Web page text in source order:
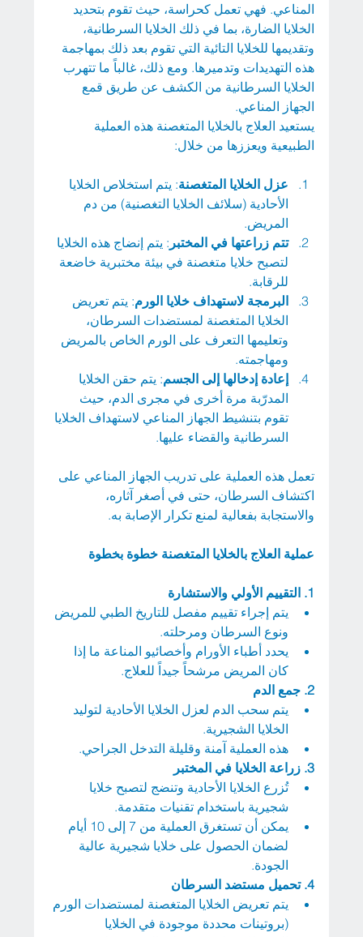
المناعي. فهي تعمل كحراسة، حيث تقوم بتحديد
الخلايا الضارة، بما في ذلك الخلايا السرطانية،
وتقديمها للخلايا التائية التي تقوم بعد ذلك بمهاجمة
هذه التهديدات وتدميرها. ومع ذلك، غالباً ما تتهرب
الخلايا السرطانية من الكشف عن طريق قمع
الجهاز المناعي.
يستعيد العلاج بالخلايا المتغصنة هذه العملية
الطبيعية ويعززها من خلال:
عزل الخلايا المتغصنة: يتم استخلاص الخلايا
الأحادية (سلائف الخلايا التغصنية) من دم
المريض.
تتم زراعتها في المختبر : يتم إنضاج هذه الخلايا
لتصبح خلايا متغصنة في بيئة مختبرية خاضعة
للرقابة.
البرمجة لاستهداف خلايا الورم: يتم تعريض
الخلايا المتغصنة لمستضدات السرطان،
وتعليمها التعرف على الورم الخاص بالمريض
ومهاجمته.
إعادة إدخالها إلى الجسم: يتم حقن الخلايا
المدرّبة مرة أخرى في مجرى الدم، حيث
تقوم بتنشيط الجهاز المناعي لاستهداف الخلايا
السرطانية والقضاء عليها.
تعمل هذه العملية على تدريب الجهاز المناعي على
اكتشاف السرطان، حتى في أصغر آثاره،
والاستجابة بفعالية لمنع تكرار الإصابة به.
عملية العلاج بالخلايا المتغصنة خطوة بخطوة
1. التقييم الأولي والاستشارة
يتم إجراء تقييم مفصل للتاريخ الطبي للمريض
ونوع السرطان ومرحلته.
يحدد أطباء الأورام وأخصائيو المناعة ما إذا
كان المريض مرشحاً جيداً للعلاج.
2. جمع الدم
يتم سحب الدم لعزل الخلايا الأحادية لتوليد
الخلايا الشجيرية.
هذه العملية آمنة وقليلة التدخل الجراحي.
3. زراعة الخلايا في المختبر
تُزرع الخلايا الأحادية وتنضج لتصبح خلايا
شجيرية باستخدام تقنيات متقدمة.
يمكن أن تستغرق العملية من 7 إلى 10 أيام
لضمان الحصول على خلايا شجيرية عالية
الجودة.
4. تحميل مستضد السرطان
يتم تعريض الخلايا المتغصنة لمستضدات الورم
(بروتينات محددة موجودة في الخلايا